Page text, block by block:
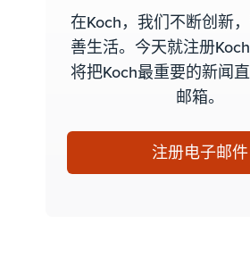
在Koch，我们不断创新
善生活。今天就注册
将把Koch最重要的新闻
邮箱。
注册电子邮件